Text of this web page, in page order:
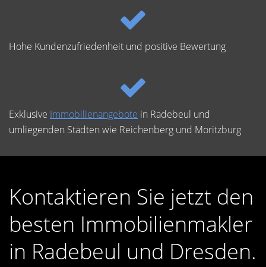
Hohe Kundenzufriedenheit und positive Bewertung
Exklusive Immobilienangebote in Radebeul und
umliegenden Städten wie Reichenberg und Moritzburg
Kontaktieren Sie jetzt den
besten Immobilienmakler
in Radebeul und Dresden.